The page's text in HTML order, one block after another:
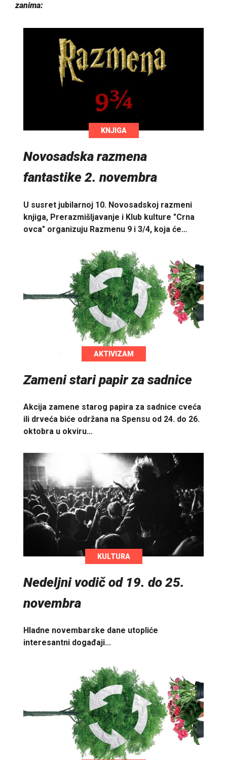
zanima:
KNJIGA
Novosadska razmena
fantastike 2. novembra
U susret jubilarnoj 10. Novosadskoj razmeni
knjiga, Prerazmišljavanje i Klub kulture "Crna
ovca" organizuju Razmenu 9 i 3/4, koja će…
AKTIVIZAM
Zameni stari papir za sadnice
Akcija zamene starog papira za sadnice cveća
ili drveća biće održana na Spensu od 24. do 26.
oktobra u okviru…
KULTURA
Nedeljni vodič od 19. do 25.
novembra
Hladne novembarske dane utopliće
interesantni događaji...